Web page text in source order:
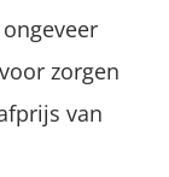
zorgen
van